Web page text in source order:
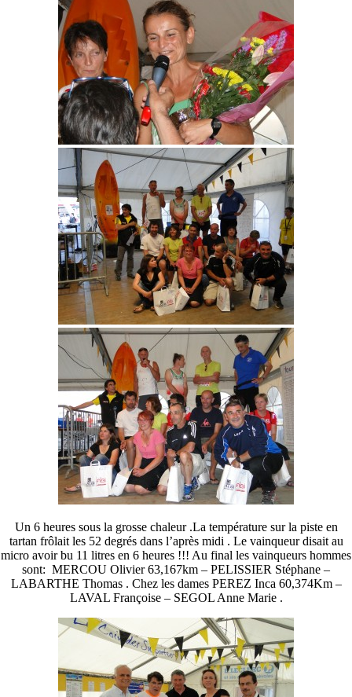
Un 6 heures sous la grosse chaleur .La température sur la piste en
tartan frôlait les 52 degrés dans l’après midi . Le vainqueur disait au
micro avoir bu 11 litres en 6 heures !!! Au final les vainqueurs hommes
sont: MERCOU Olivier 63,167km – PELISSIER Stéphane –
LABARTHE Thomas . Chez les dames PEREZ Inca 60,374Km –
LAVAL Françoise – SEGOL Anne Marie .